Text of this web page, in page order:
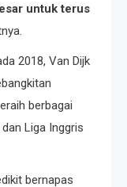
untuk terus
2018, Van Dijk
berbagai
Liga Inggris
bernapas